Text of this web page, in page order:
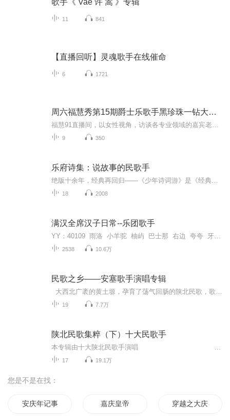
11 841
【直播回听】灵魂歌手在线催命
6 1721
周六福慧秀第15期爵士乐歌手黑珍珠一钻大厨Rosetta
9 350
乐府诗集：说故事的民歌手
18 2008
满汉全席汉子日常--乐团歌手
2538 10.6万
民歌之乡——安塞歌手演唱专辑
19 7.7万
陕北民歌集粹（下）十大民歌手
17 19.1万
您是不是在找：
安庆年记事 嘉庆皇帝 穿越之大庆帝国